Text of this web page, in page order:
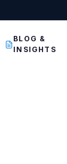
BLOG &
INSIGHTS